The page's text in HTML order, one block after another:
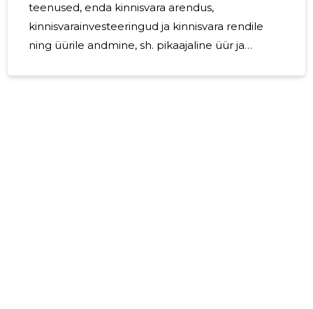
teenused, enda kinnisvara arendus,
kinnisvarainvesteeringud ja kinnisvara rendile
ning üürile andmine, sh. pikaajaline üür ja